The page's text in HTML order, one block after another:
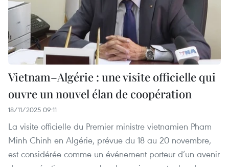
Vietnam–Algérie : une visite officielle qui
ouvre un nouvel élan de coopération
18/11/2025 09:11
La visite officielle du Premier ministre vietnamien Pham
Minh Chinh en Algérie, prévue du 18 au 20 novembre,
est considérée comme un événement porteur d’un avenir